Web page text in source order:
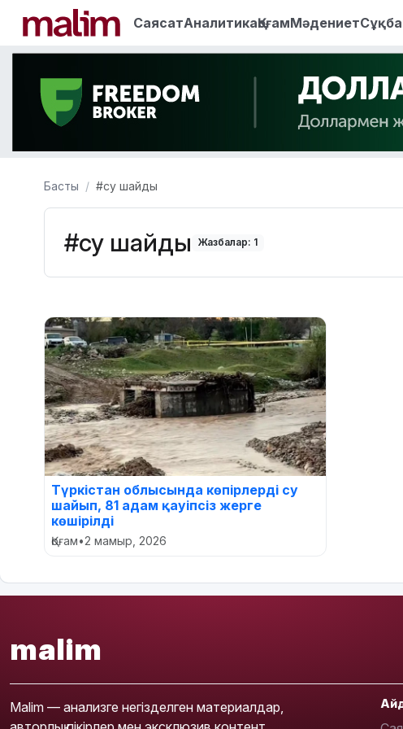
СаясатАналитикаҚоғамМәдениет
Басты #су шайды
#су шайды Жазбалар: 1
Түркістан облысында көпірлерді су
шайып, 81 адам қауіпсіз жерге
көшірілді
Қоғам•2 мамыр, 2026
malim
Malim — анализге негізделген материалдар,